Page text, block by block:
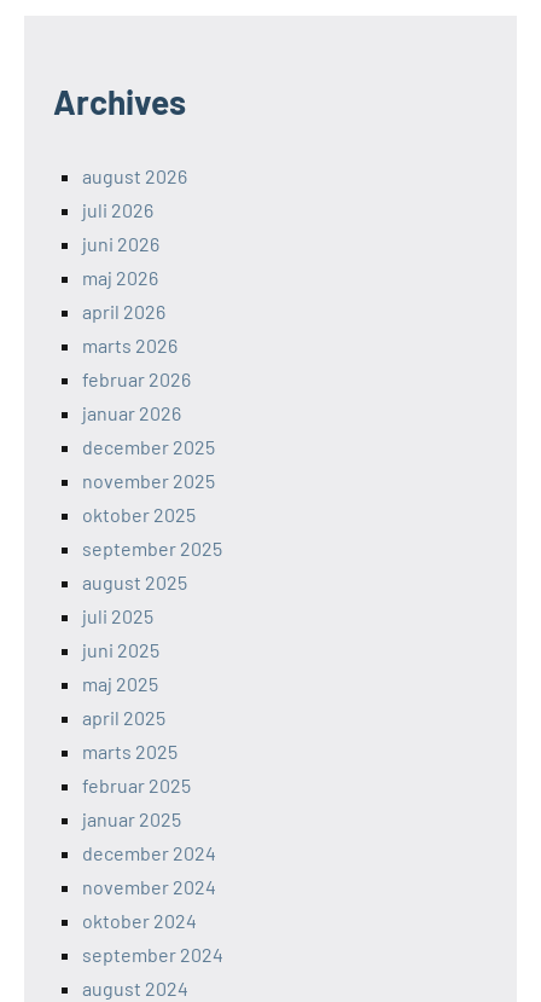
Archives
august 2026
juli 2026
juni 2026
maj 2026
april 2026
marts 2026
februar 2026
januar 2026
december 2025
november 2025
oktober 2025
september 2025
august 2025
juli 2025
juni 2025
maj 2025
april 2025
marts 2025
februar 2025
januar 2025
december 2024
november 2024
oktober 2024
september 2024
august 2024